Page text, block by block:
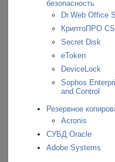
безопасность
Dr.Web Office
КриптоПРО
Secret Disk
eToken
DeviceLock
Sophos
and Control
Резервное
Acronis
СУБД Oracle
Adobe Systems